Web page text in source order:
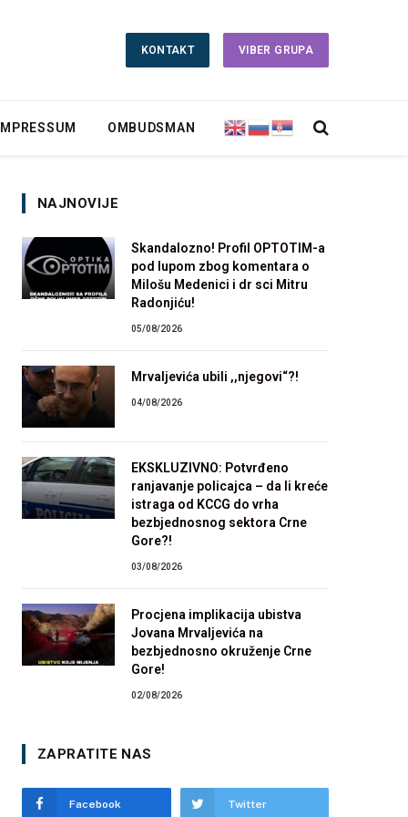
KONTAKT VIBER GRUPA
IMPRESSUM OMBUDSMAN
NAJNOVIJE
Skandalozno! Profil OPTOTIM-a
pod lupom zbog komentara o
Milošu Medenici i dr sci Mitru
Radonjiću!
05/08/2026
Mrvaljevića ubili ,,njegovi“?!
04/08/2026
EKSKLUZIVNO: Potvrđeno
ranjavanje policajca – da li kreće
istraga od KCCG do vrha
bezbjednosnog sektora Crne
Gore?!
03/08/2026
Procjena implikacija ubistva
Jovana Mrvaljevića na
bezbjednosno okruženje Crne
Gore!
02/08/2026
ZAPRATITE NAS
Facebook Twitter